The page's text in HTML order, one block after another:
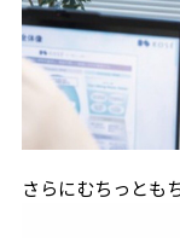
さらにむちっとも